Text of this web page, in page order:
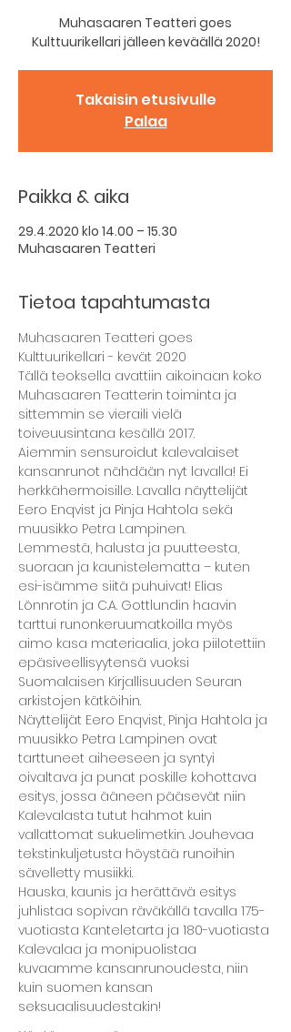
Muhasaaren Teatteri goes
Kulttuurikellari jälleen keväällä 2020!
Takaisin etusivulle
Palaa
Paikka & aika
29.4.2020 klo 14.00 – 15.30
Muhasaaren Teatteri
Tietoa tapahtumasta
Muhasaaren Teatteri goes
Kulttuurikellari - kevät 2020
Tällä teoksella avattiin aikoinaan koko
Muhasaaren Teatterin toiminta ja
sittemmin se vieraili vielä
toiveuusintana kesällä 2017.
Aiemmin sensuroidut kalevalaiset
kansanrunot nähdään nyt lavalla! Ei
herkkähermoisille. Lavalla näyttelijät
Eero Enqvist ja Pinja Hahtola sekä
muusikko Petra Lampinen.
Lemmestä, halusta ja puutteesta,
suoraan ja kaunistelematta – kuten
esi-isämme siitä puhuivat! Elias
Lönnrotin ja C.A. Gottlundin haavin
tarttui runonkeruumatkoilla myös
aimo kasa materiaalia, joka piilotettiin
epäsiveellisyytensä vuoksi
Suomalaisen Kirjallisuuden Seuran
arkistojen kätköihin.
Näyttelijät Eero Enqvist, Pinja Hahtola ja
muusikko Petra Lampinen ovat
tarttuneet aiheeseen ja syntyi
oivaltava ja punat poskille kohottava
esitys, jossa ääneen pääsevät niin
Kalevalasta tutut hahmot kuin
vallattomat sukuelimetkin. Jouhevaa
tekstinkuljetusta höystää runoihin
sävelletty musiikki.
Hauska, kaunis ja herättävä esitys
juhlistaa sopivan räväkällä tavalla 175-
vuotiasta Kanteletarta ja 180-vuotiasta
Kalevalaa ja monipuolistaa
kuvaamme kansanrunoudesta, niin
kuin suomen kansan
seksuaalisuudestakin!